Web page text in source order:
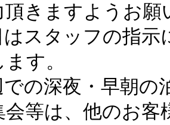
頂きますようお願
はスタッフの指
す。
での深夜・早朝
会等は、他のお